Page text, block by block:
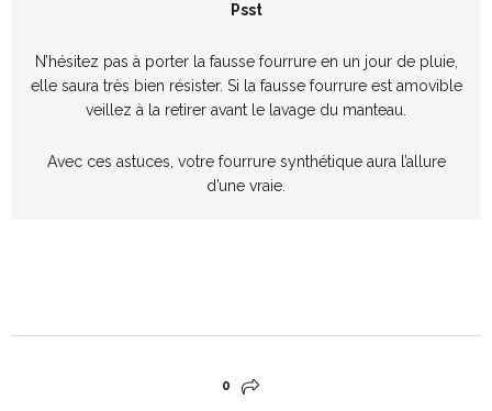
Psst
N’hésitez pas à porter la fausse fourrure en un jour de pluie,
elle saura très bien résister. Si la fausse fourrure est amovible
veillez à la retirer avant le lavage du manteau.
Avec ces astuces, votre fourrure synthétique aura l’allure
d’une vraie.
0